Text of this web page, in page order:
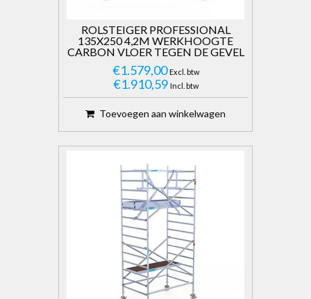
ROLSTEIGER PROFESSIONAL
135X250 4,2M WERKHOOGTE
CARBON VLOER TEGEN DE GEVEL
€1.579,00 Excl. btw
€1.910,59 Incl. btw
Toevoegen aan winkelwagen